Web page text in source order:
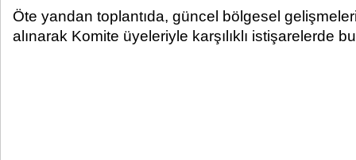
Öte yandan toplantıda, güncel bölgesel
alınarak Komite üyeleriyle karşılıklı istişarelerde